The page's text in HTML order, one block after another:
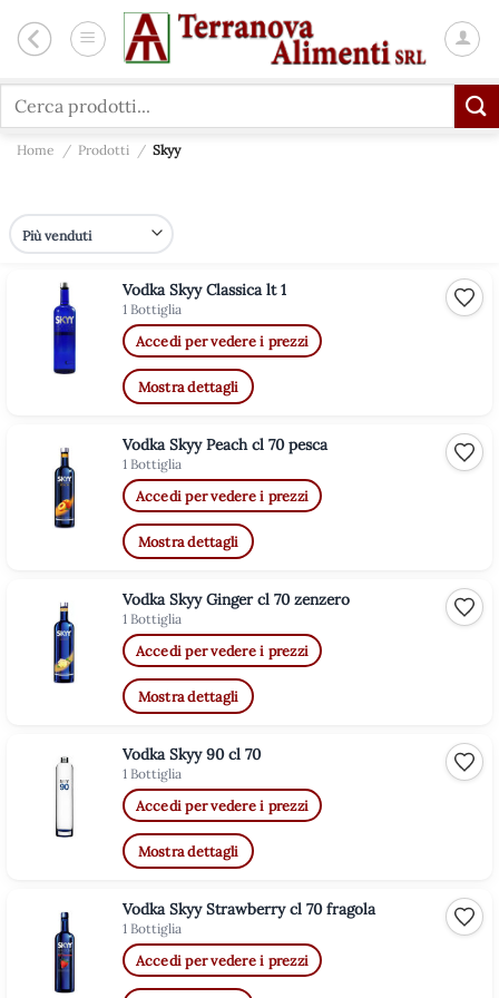
Cerca:
Home / Prodotti / Skyy
Vodka Skyy Classica lt 1
1 Bottiglia
Accedi per vedere i prezzi
Mostra dettagli
Vodka Skyy Peach cl 70 pesca
1 Bottiglia
Accedi per vedere i prezzi
Mostra dettagli
Vodka Skyy Ginger cl 70 zenzero
1 Bottiglia
Accedi per vedere i prezzi
Mostra dettagli
Vodka Skyy 90 cl 70
1 Bottiglia
Accedi per vedere i prezzi
Mostra dettagli
Vodka Skyy Strawberry cl 70 fragola
1 Bottiglia
Accedi per vedere i prezzi